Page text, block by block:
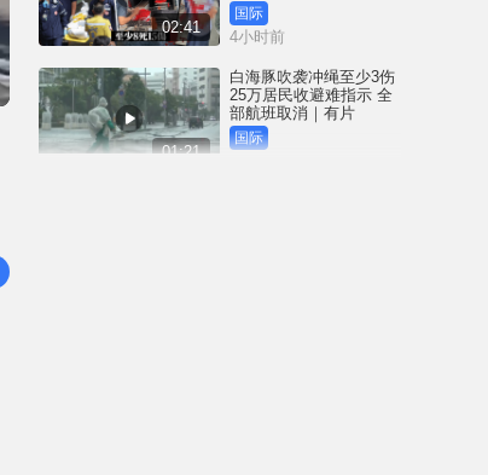
02:41
国际
4小时前
01:21
白海豚吹袭冲绳至少3伤
25万居民收避难指示 全
部航班取消｜有片
国际